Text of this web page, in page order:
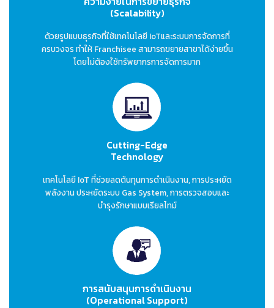
(Scalability)
ด้วยรูปแบบธุรกิจที่ใช้เทคโนโลยี IoTและระบบการจัดการที่
ครบวงจร ทำให้ Franchisee สามารถขยายสาขาได้ง่ายขึ้น
โดยไม่ต้องใช้ทรัพยากรการจัดการมาก
Cutting-Edge
Technology
เทคโนโลยี IoT ที่ช่วยลดต้นทุนการดำเนินงาน, การประหยัด
พลังงาน ประหยัดระบบ Gas System, การตรวจสอบและ
บำรุงรักษาแบบเรียลไทม์
การสนับสนุนการดำเนินงาน
(Operational Support)